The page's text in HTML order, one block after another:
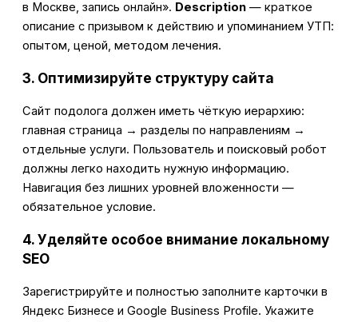
в Москве, запись онлайн». Description — краткое
описание с призывом к действию и упоминанием УТП:
опытом, ценой, методом лечения.
3. Оптимизируйте структуру сайта
Сайт подолога должен иметь чёткую иерархию:
главная страница → разделы по направлениям →
отдельные услуги. Пользователь и поисковый робот
должны легко находить нужную информацию.
Навигация без лишних уровней вложенности —
обязательное условие.
4. Уделяйте особое внимание локальному
SEO
Зарегистрируйте и полностью заполните карточки в
Яндекс Бизнесе и Google Business Profile. Укажите